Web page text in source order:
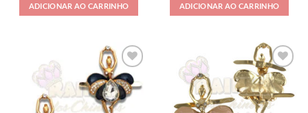
ADICIONAR AO CARRINHO ADICIONAR AO CARRINHO